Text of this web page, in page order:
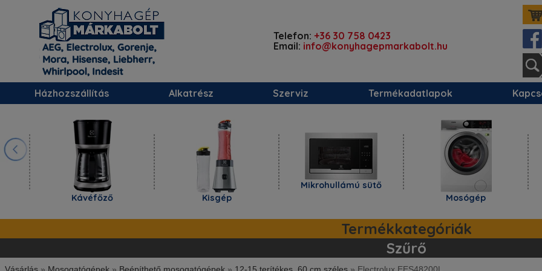
Telefon: +36 30 758 0423
Email: info@konyhagepmarkabolt.hu
Házhozszállítás Alkatrész Szerviz Termékadatlapok
Kávéfőző Kisgép
Mikrohullámú sütő
Mosógép
Termékkategóriák
Szűrő